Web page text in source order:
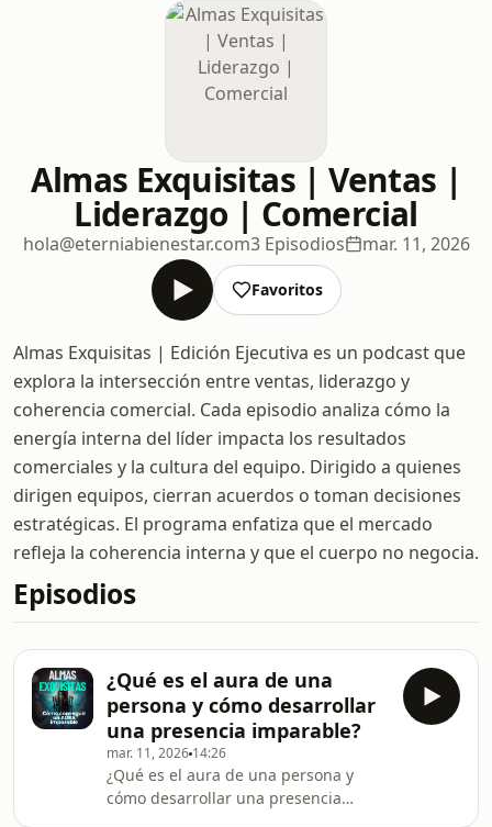
Almas Exquisitas | Ventas |
Liderazgo | Comercial
hola@eterniabienestar.com3 Episodios mar. 11, 2026
Favoritos
Almas Exquisitas | Edición Ejecutiva es un podcast que
explora la intersección entre ventas, liderazgo y
coherencia comercial. Cada episodio analiza cómo la
energía interna del líder impacta los resultados
comerciales y la cultura del equipo. Dirigido a quienes
dirigen equipos, cierran acuerdos o toman decisiones
estratégicas. El programa enfatiza que el mercado
refleja la coherencia interna y que el cuerpo no negocia.
Episodios
¿Qué es el aura de una
persona y cómo desarrollar
una presencia imparable?
mar. 11, 2026 14:26
¿Qué es el aura de una persona y
cómo desarrollar una presencia